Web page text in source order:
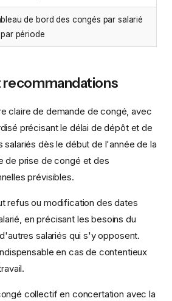
de bord des congés par salarié
période
recommandations
claire de demande de congé, avec
précisant le délai de dépôt et de
salariés dès le début de l'année de la
de prise de congé et des
prévisibles.
refus ou modification des dates
en précisant les besoins du
salariés qui s'y opposent.
en cas de contentieux
collectif en concertation avec la